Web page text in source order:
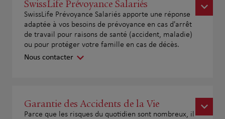
SwissLife Prévoyance Salariés
SwissLife Prévoyance Salariés apporte une réponse
adaptée à vos besoins de prévoyance en cas d'arrêt
de travail pour raisons de santé (accident, maladie)
ou pour protéger votre famille en cas de décès.
Nous contacter
Garantie des Accidents de la Vie
Parce que les risques du quotidien sont nombreux, il